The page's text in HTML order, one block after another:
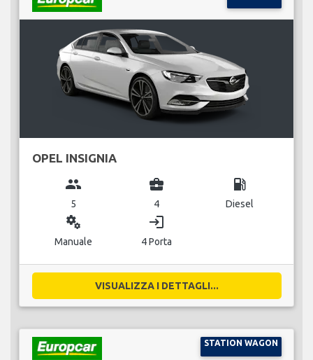
OPEL INSIGNIA
group
5
business_center
4
local_gas_station
Diesel
miscellaneous_services
Manuale
login
4 Porta
VISUALIZZA I DETTAGLI...
STATION WAGON